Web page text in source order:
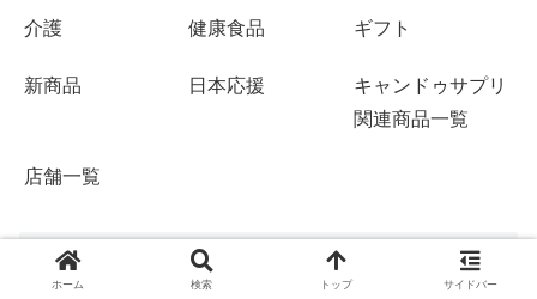
介護 健康食品 ギフト
新商品 日本応援
キャンドゥサプリ
関連商品一覧
店舗一覧
キャンドゥ店舗検索
ホーム 検索 トップ サイドバー